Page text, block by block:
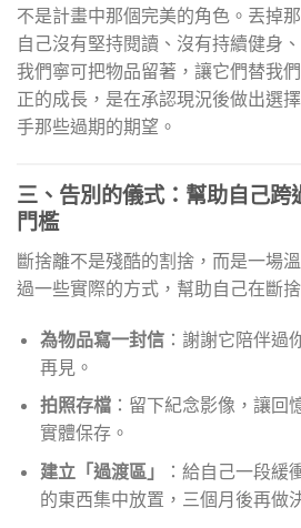
不是計畫中那個完美的角色。丟掉
自己沒有堅持閱讀、沒有持續健身
我們寧可把物品留著，讓它們替我
正的成長，是在承認現況後做出選
手那些過期的期望。
三、告別的儀式：幫助自己跨
門檻
斷捨離不是殘酷的割捨，而是一場
過一些實際的方式，幫助自己在斷
為物品寫一封信：謝謝它陪伴過
再見。
拍照存檔：留下紀念影像，讓回
實體保存。
建立「過渡區」
：給自己一段緩
的東西集中放置，三個月後再做